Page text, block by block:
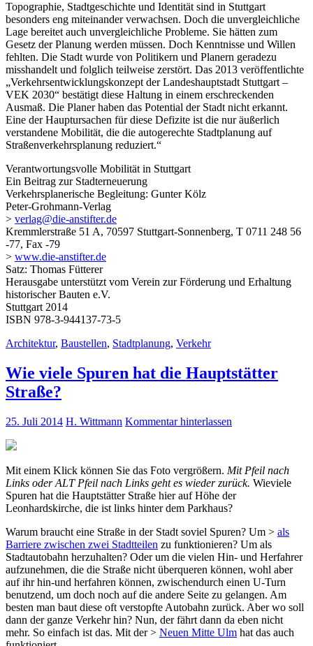
Topographie, Stadtgeschichte und Identität sind in Stuttgart
besonders eng miteinander verwachsen. Doch die unvergleichliche
Lage bereitet auch unvergleichliche Probleme. Sie hätten zum
Gesetz der Planung werden müssen. Doch Kenntnisse und Willen
fehlten. Die Stadt wurde von Politikern und Planern geradezu
misshandelt und folglich teilweise zerstört. Das 2013 veröffentlichte
„Verkehrsentwicklungskonzept der Landeshauptstadt Stuttgart –
VEK 2030“ bestätigt diese Haltung in einem erschreckenden
Ausmaß. Die Planer haben das Potential der Stadt nicht erkannt.
Eine der Hauptursachen für diese Defizite ist die nur äußerlich
verstandene Mobilität, die die autogerechte Stadtplanung auf
Straßenverkehrsplanung reduziert.“
Verantwortungsvolle Mobilität in Stuttgart
Ein Beitrag zur Stadterneuerung
Verkehrsplanerische Begleitung: Gunter Kölz
Peter-Grohmann-Verlag
> verlag@die-anstifter.de
Kremmlerstraße 51 A, 70597 Stuttgart-Sonnenberg, T 0711 248 56
-77, Fax -79
> www.die-anstifter.de
Satz: Thomas Fütterer
Herausgabe unterstützt vom Verein zur Förderung und Erhaltung
historischer Bauten e.V.
Stuttgart 2014
ISBN 978-3-944137-73-5
Architektur, Baustellen, Stadtplanung, Verkehr
Wie viele Spuren hat die Hauptstätter
Straße?
25. Juli 2014 H. Wittmann Kommentar hinterlassen
Mit einem Klick können Sie das Foto vergrößern. Mit Pfeil nach
Links oder ALT Pfeil nach Links geht es wieder zurück. Wieviele
Spuren hat die Hauptstätter Straße hier auf Höhe der
Leonhardskirche, die ist links hinter dem Parkhaus?
Warum braucht eine Straße in der Stadt soviel Spuren? Um > als
Barriere zwischen zwei Stadtteilen zu funktionieren? Um als
Stadtautobahn herzuhalten? Oder um die vielen Hin- und Herfahrer
aufzunehmen, die die Straße nicht überqueren können, wohl aber
auf ihr hin-und herfahren können, zwischendurch einen U-Turn
benutzend, um doch noch auf die andere Seite zu gelangen. Am
besten man baut diese oft verstopfte Autobahn zurück. Aber wo soll
dann der ganze Verkehr hin? Nun, der fährt dann da eben nicht
mehr. So einfach ist das. Mit der > Neuen Mitte Ulm hat das auch